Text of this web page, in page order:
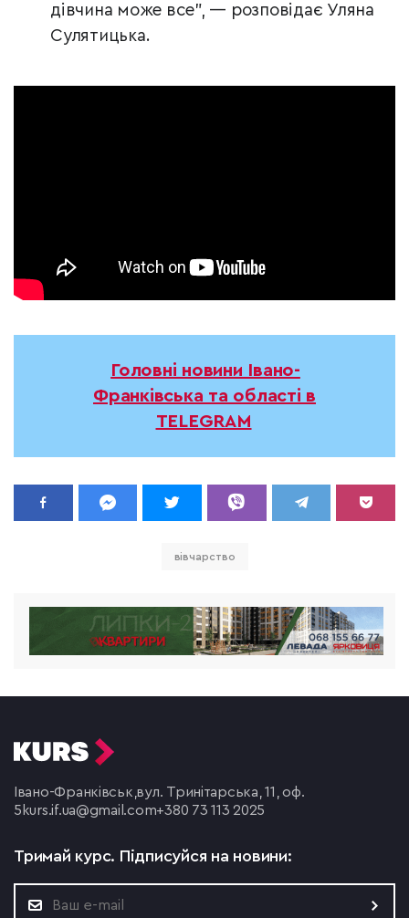
дівчина може все”, — розповідає Уляна
Сулятицька.
Головні новини Івано-
Франківська та області в
TELEGRAM
вівчарство
Івано-Франківськ, вул. Тринітарська, 11, оф.
5 kurs.if.ua@gmail.com+380 73 113 2025
Тримай курс. Підписуйся на новини: